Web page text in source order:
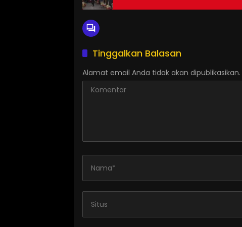
Tinggalkan Balasan
Alamat email Anda tidak akan dipublikasikan.